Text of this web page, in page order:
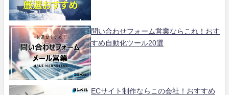
問い合わせフォーム営業ならこれ！おす
すめ自動化ツール20選
ECサイト制作ならこの会社！おすすめ